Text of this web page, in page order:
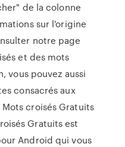
de la colonne
sur l'origine
notre page
et des mots
vous pouvez aussi
consacrés aux
croisés Gratuits
Gratuits est
Android qui vous